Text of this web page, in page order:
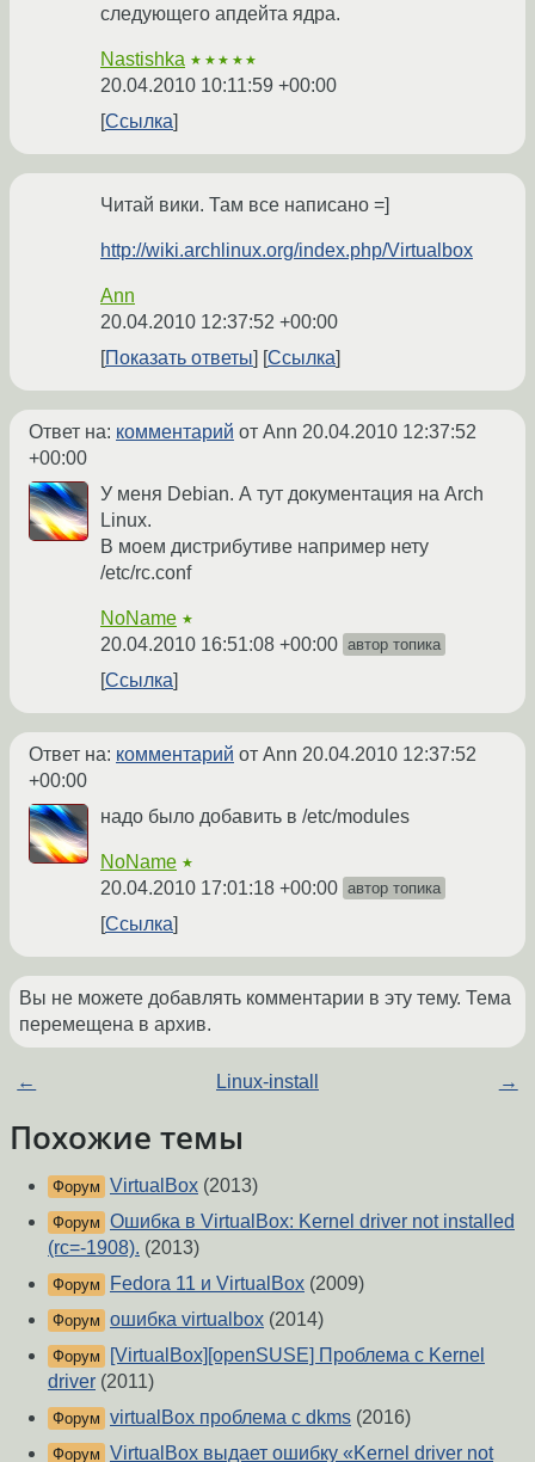
следующего апдейта ядра.
Nastishka ★★★★★
20.04.2010 10:11:59 +00:00
Ссылка
Читай вики. Там все написано =]
http://wiki.archlinux.org/index.php/Virtualbox
Ann
20.04.2010 12:37:52 +00:00
Показать ответы
Ссылка
Ответ на: комментарий от Ann 20.04.2010 12:37:52
+00:00
У меня Debian. А тут документация на Arch
Linux.
В моем дистрибутиве например нету
/etc/rc.conf
NoName ★
20.04.2010 16:51:08 +00:00 автор топика
Ссылка
Ответ на: комментарий от Ann 20.04.2010 12:37:52
+00:00
надо было добавить в /etc/modules
NoName ★
20.04.2010 17:01:18 +00:00 автор топика
Ссылка
Вы не можете добавлять комментарии в эту тему. Тема
перемещена в архив.
← Linux-install →
Похожие темы
Форум VirtualBox (2013)
Форум Ошибка в VirtualBox: Kernel driver not installed
(rc=-1908). (2013)
Форум Fedora 11 и VirtualBox (2009)
Форум ошибка virtualbox (2014)
Форум
[VirtualBox][openSUSE] Проблема с Kernel
driver (2011)
Форум virtualBox проблема с dkms (2016)
Форум VirtualBox выдает ошибку «Kernel driver not